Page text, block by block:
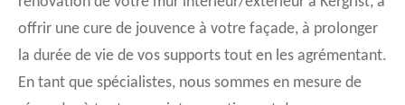
offrir une cure de jouvence à votre façade, à prolonger
la durée de vie de vos supports tout en les agrémentant.
En tant que spécialistes, nous sommes en mesure de